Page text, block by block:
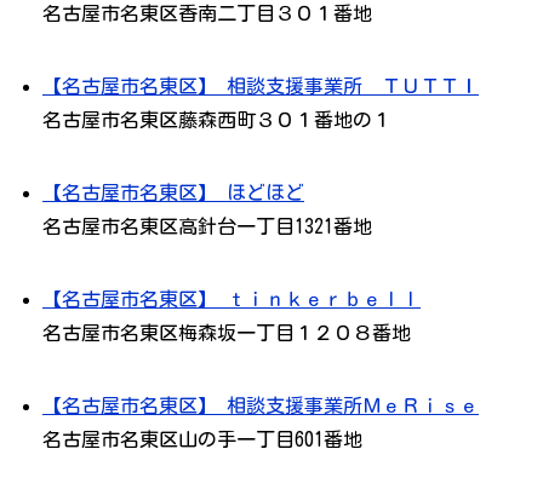
名古屋市名東区香南二丁目３０１番地
【名古屋市名東区】 相談支援事業所 ＴＵＴＴＩ
名古屋市名東区藤森西町３０１番地の１
【名古屋市名東区】 ほどほど
名古屋市名東区高針台一丁目1321番地
【名古屋市名東区】 ｔｉｎｋｅｒｂｅｌｌ
名古屋市名東区梅森坂一丁目１２０８番地
【名古屋市名東区】 相談支援事業所ＭｅＲｉｓｅ
名古屋市名東区山の手一丁目601番地